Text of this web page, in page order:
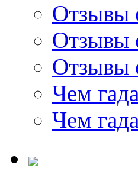
Отзывы
Отзывы
Отзывы
Чем
Чем